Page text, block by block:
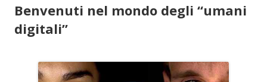
Benvenuti nel mondo degli “umani
digitali”